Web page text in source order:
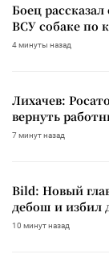
Боец
ВСУ собаке по
4 минуты назад
Лихачев:
вернуть
7 минут назад
Bild: Новый
дебош и избил
10 минут назад